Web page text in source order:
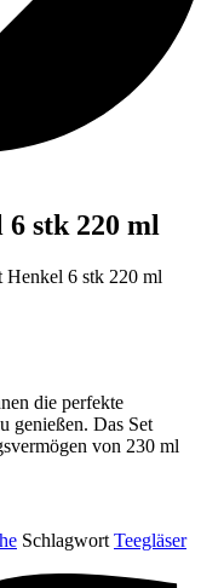
6 stk 220 ml
Henkel 6 stk 220 ml
die perfekte
genießen. Das Set
von 230 ml
Schlagwort Teegläser